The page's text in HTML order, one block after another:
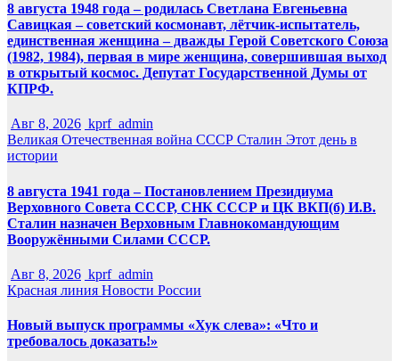
8 августа 1948 года – родилась Светлана Евгеньевна
Савицкая – советский космонавт, лётчик-испытатель,
единственная женщина – дважды Герой Советского Союза
(1982, 1984), первая в мире женщина, совершившая выход
в открытый космос. Депутат Государственной Думы от
КПРФ.
Авг 8, 2026 kprf_admin
Великая Отечественная война СССР Сталин Этот день в
истории
8 августа 1941 года – Постановлением Президиума
Верховного Совета СССР, СНК СССР и ЦК ВКП(б) И.В.
Сталин назначен Верховным Главнокомандующим
Вооружёнными Силами СССР.
Авг 8, 2026 kprf_admin
Красная линия Новости России
Новый выпуск программы «Хук слева»: «Что и
требовалось доказать!»